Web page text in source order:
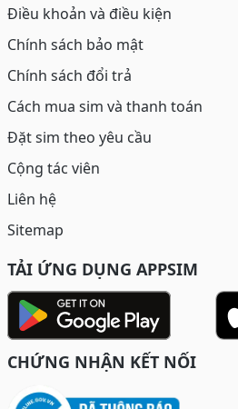
Điều khoản và điều kiện
Chính sách bảo mật
Chính sách đổi trả
Cách mua sim và thanh toán
Đặt sim theo yêu cầu
Cộng tác viên
Liên hệ
Sitemap
TẢI ỨNG DỤNG APPSIM
CHỨNG NHẬN KẾT NỐI